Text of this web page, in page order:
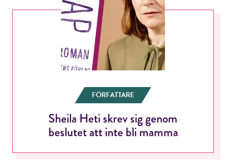
RÖSTA
FÖRFATTARE
Sheila Heti skrev sig genom
beslutet att inte bli mamma